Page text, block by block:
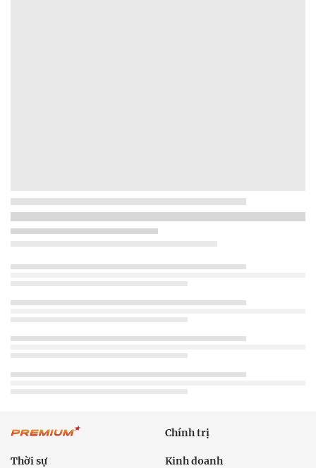
Chính trị
Thời sự Kinh doanh